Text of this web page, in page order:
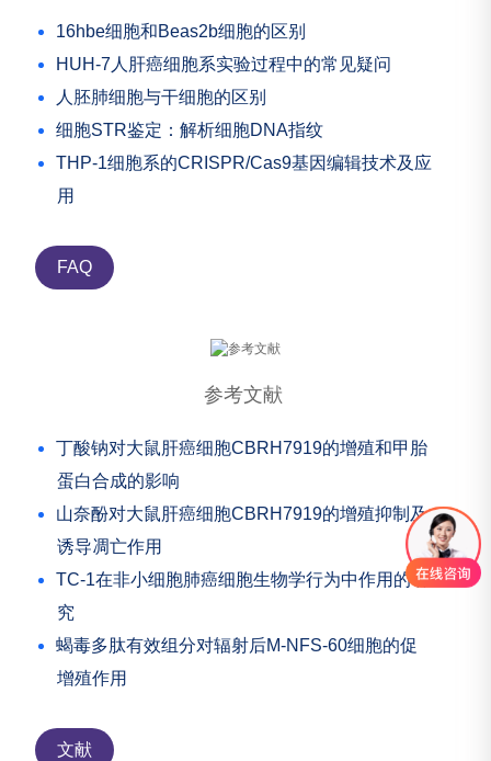
16hbe细胞和Beas2b细胞的区别
HUH-7人肝癌细胞系实验过程中的常见疑问
人胚肺细胞与干细胞的区别
细胞STR鉴定：解析细胞DNA指纹
THP-1细胞系的CRISPR/Cas9基因编辑技术及应
用
FAQ
参考文献
丁酸钠对大鼠肝癌细胞CBRH7919的增殖和甲胎
蛋白合成的影响
山奈酚对大鼠肝癌细胞CBRH7919的增殖抑制及
诱导凋亡作用
TC-1在非小细胞肺癌细胞生物学行为中作用的研
究
蝎毒多肽有效组分对辐射后M-NFS-60细胞的促
增殖作用
文献